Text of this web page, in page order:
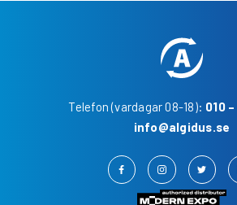
Telefon (vardagar 08-18): 010
info@algidus.se